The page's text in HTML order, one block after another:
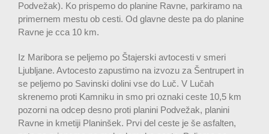
Podvežak). Ko prispemo do planine Ravne, parkiramo na
primernem mestu ob cesti. Od glavne deste pa do planine
Ravne je cca 10 km.
Iz Maribora se peljemo po Štajerski avtocesti v smeri
Ljubljane. Avtocesto zapustimo na izvozu za Šentrupert in
se peljemo po Savinski dolini vse do Luč. V Lučah
skrenemo proti Kamniku in smo pri oznaki ceste 10,5 km
pozorni na odcep desno proti planini Podvežak, planini
Ravne in kmetiji Planinšek. Prvi del ceste je še asfalten,